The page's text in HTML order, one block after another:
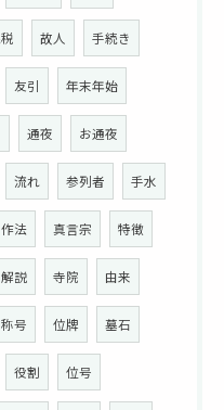
故人 手続き
友引 年末年始
通夜 お通夜
流れ 参列者 手水
作法 真言宗 特徴
解説 寺院 由来
称号 位牌 墓石
役割 位号
こちら